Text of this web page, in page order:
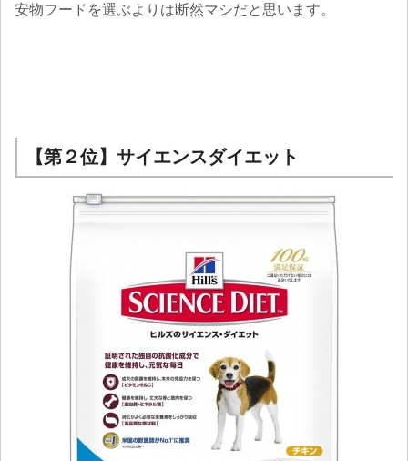
安物フードを選ぶよりは断然マシだと思います。
【第２位】サイエンスダイエット